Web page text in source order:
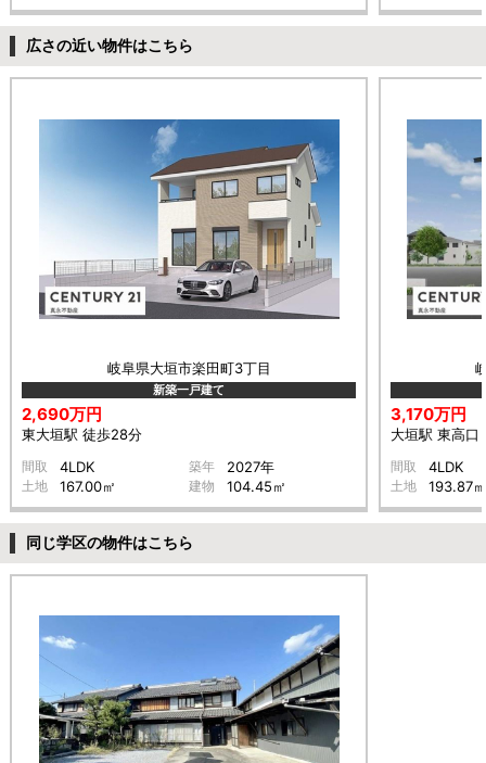
広さの近い物件はこちら
岐阜県大垣市楽田町3丁目
新築一戸建て
2,690万円
東大垣駅 徒歩28分
間取 4LDK 築年 2027年
土地 167.00㎡ 建物 104.45㎡
3,170万円
大垣駅 東高口
間取 4LDK
土地 193.87㎡
同じ学区の物件はこちら